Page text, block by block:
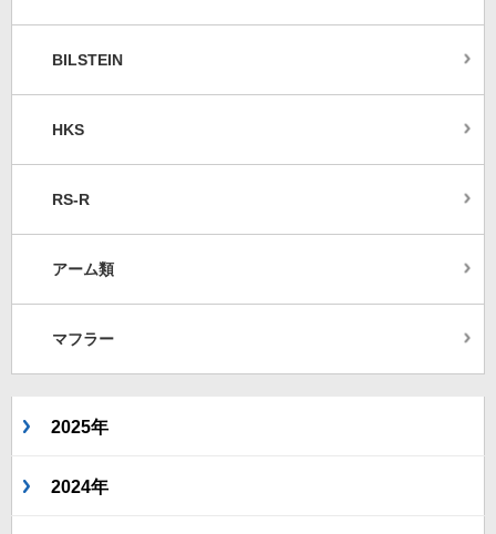
BILSTEIN
HKS
RS-R
アーム類
マフラー
2025年
2024年